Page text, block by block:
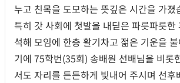
누고 친목을 도모하는 뜻깊은 시간을 가졌
특히 갓 사회에 첫발을 내딛은 파릇파릇한
석해 모임에 한층 활기차고 젊은 기운을
기에 75학번(35회) 송배원 선배님을 비롯
서도 자리를 든든하게 빛내어 주시며 선후